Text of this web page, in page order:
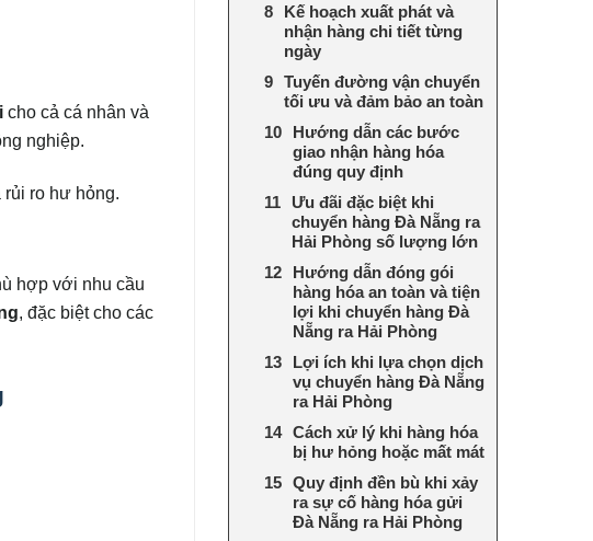
cho cả cá nhân và
nghiệp.
ro hư hỏng.
hợp với nhu cầu
, đặc biệt cho các
Kế hoạch xuất phát và
nhận hàng chi tiết từng
ngày
Tuyến đường vận chuyển
tối ưu và đảm bảo an toàn
Hướng dẫn các bước
giao nhận hàng hóa
đúng quy định
Ưu đãi đặc biệt khi
chuyển hàng Đà Nẵng ra
Hải Phòng số lượng lớn
Hướng dẫn đóng gói
hàng hóa an toàn và tiện
lợi khi chuyển hàng Đà
Nẵng ra Hải Phòng
Lợi ích khi lựa chọn dịch
vụ chuyển hàng Đà Nẵng
ra Hải Phòng
Cách xử lý khi hàng hóa
bị hư hỏng hoặc mất mát
Quy định đền bù khi xảy
ra sự cố hàng hóa gửi
Đà Nẵng ra Hải Phòng